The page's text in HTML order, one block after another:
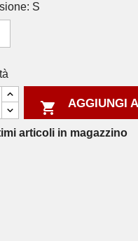
S
 AGGIUNGI
articoli in magazzino